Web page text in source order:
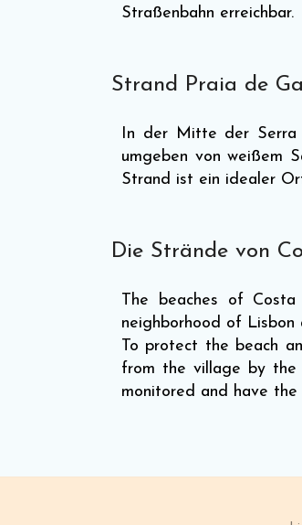
Straßenbahn erreichbar.
Strand Praia de
In der Mitte der Serra
umgeben von weißem
Strand ist ein idealer
Die Strände von
The beaches of
neighborhood of
To protect the beach
from the village by the
monitored and have